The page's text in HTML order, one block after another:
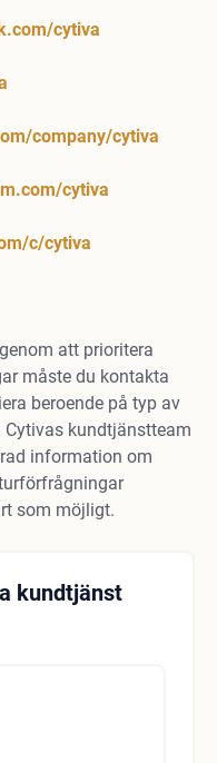
cytiva
company/cytiva
cytiva
c/cytiva
att prioritera
måste du kontakta
beroende på typ av
kundtjänstteam
information om
som möjligt.
kundtjänst